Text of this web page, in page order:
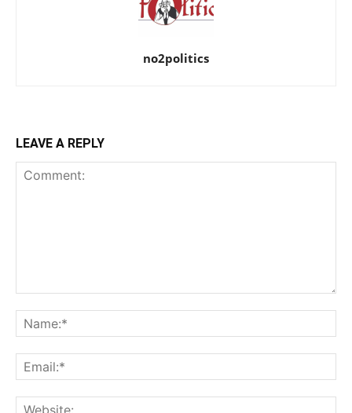
no2politics
LEAVE A REPLY